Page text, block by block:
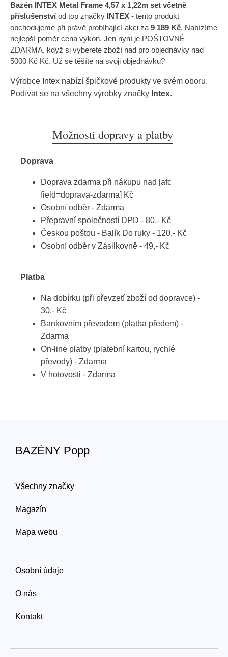
Bazén INTEX Metal Frame 4,57 x 1,22m set včetně
příslušenstvíod top značky INTEX - tento produkt
obchodujeme při právě probíhající akci za 9 189 Kč. Nabízíme
nejlepší poměr cena výkon. Jen nyní je POŠTOVNÉ
ZDARMA, když si vyberete zboží nad pro objednávky nad
5000 Kč Kč. Už se těšíte na svoji objednávku?
Výrobce Intex nabízí špičkové produkty ve svém oboru.
Podívat se na všechny výrobky značky Intex.
Možnosti dopravy a platby
Doprava
Doprava zdarma při nákupu nad [afc
field=doprava-zdarma] Kč
Osobní odběr - Zdarma
Přepravní společností DPD - 80,- Kč
Českou poštou - Balík Do ruky - 120,- Kč
Osobní odběr v Zásilkovně - 49,- Kč
Platba
Na dobírku (při převzetí zboží od dopravce) -
30,- Kč
Bankovním převodem (platba předem) -
Zdarma
On-line platby (platební kartou, rychlé
převody) - Zdarma
V hotovosti - Zdarma
BAZÉNY Popp
Všechny značky
Magazín
Mapa webu
Osobní údaje
O nás
Kontakt